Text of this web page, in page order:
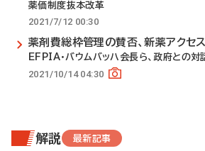
薬価制度抜本改革
2021/7/12 00:30
薬剤費総枠管理の賛否、新薬アクセ
EFPIA・バウムバッハ会長ら、政府との対
2021/10/14 04:30
解説 最新記事